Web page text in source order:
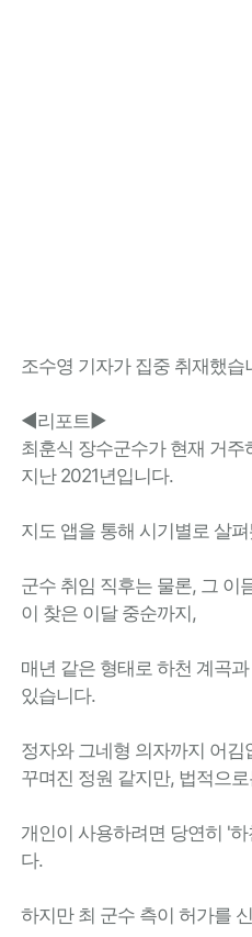
조수영 기자가 집중 취재했습
◀리포트▶
최훈식 장수군수가 현재 거
지난 2021년입니다.
지도 앱을 통해 시기별로 살
군수 취임 직후는 물론, 그 이
이 찾은 이달 중순까지,
매년 같은 형태로 하천 계곡
있습니다.
정자와 그네형 의자까지 어
꾸며진 정원 같지만, 법적으
개인이 사용하려면 당연히 '
다.
하지만 최 군수 측이 허가를